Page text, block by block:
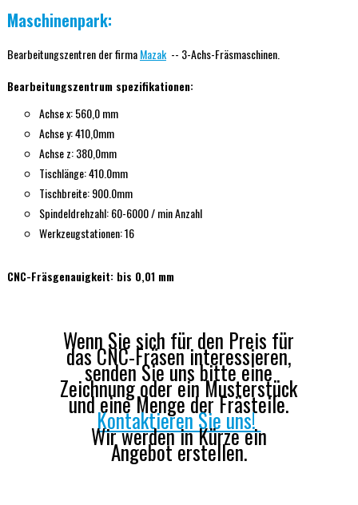
Maschinenpark:
Bearbeitungszentren der firmaMazak-- 3-Achs-Fräsmaschinen.
Bearbeitungszentrum spezifikationen:
Achse x: 560,0 mm
Achse y: 410,0mm
Achse z: 380,0mm
Tischlänge: 410.0mm
Tischbreite: 900.0mm
Spindeldrehzahl: 60-6000 / min Anzahl
Werkzeugstationen: 16
CNC-Fräsgenauigkeit: bis 0,01 mm
Wenn Sie sich für den Preis für
das CNC-Fräsen interessieren,
senden Sie uns bitte eine
Zeichnung oder ein Musterstück
und eine Menge der Frästeile.
Kontaktieren Sie uns!
Wir werden in Kürze ein
Angebot erstellen.